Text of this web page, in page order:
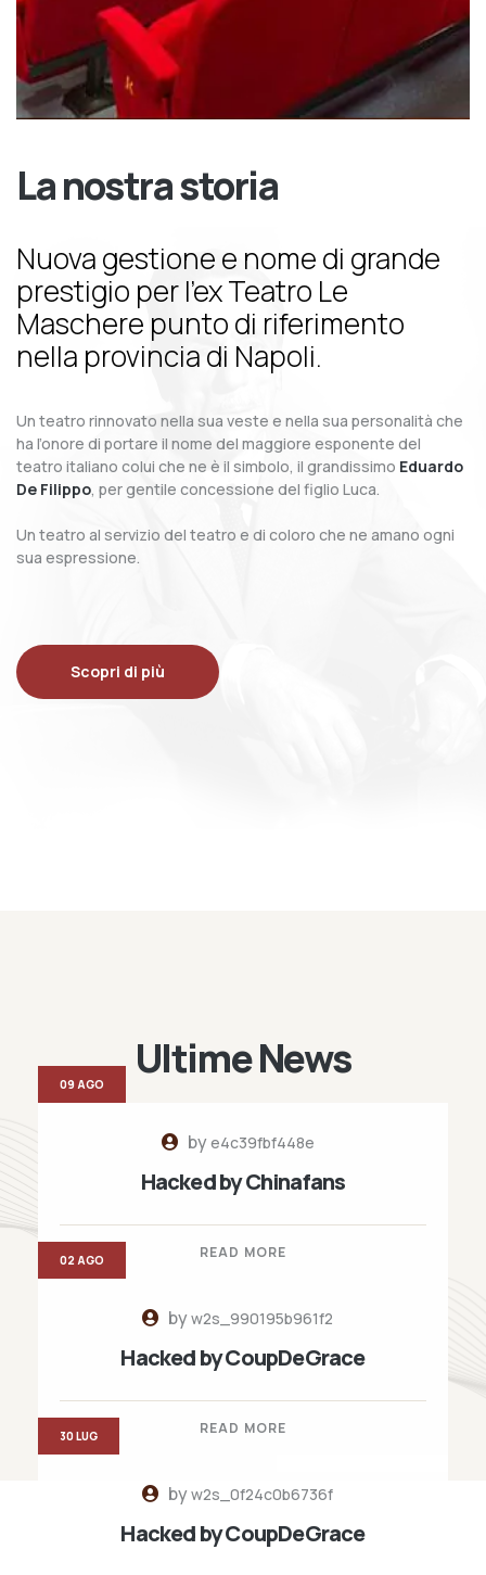
La nostra storia
Nuova gestione e nome di grande
prestigio per l’ex Teatro Le
Maschere punto di riferimento
nella provincia di Napoli.
Un teatro rinnovato nella sua veste e nella sua personalità che
ha l’onore di portare il nome del maggiore esponente del
teatro italiano colui che ne è il simbolo, il grandissimo Eduardo
De Filippo, per gentile concessione del figlio Luca.
Un teatro al servizio del teatro e di coloro che ne amano ogni
sua espressione.
Scopri di più
Ultime News
bye4c39fbf448e
Hacked by Chinafans
READ MORE
09 AGO
byw2s_990195b961f2
Hacked by CoupDeGrace
READ MORE
02 AGO
byw2s_0f24c0b6736f
Hacked by CoupDeGrace
30 LUG